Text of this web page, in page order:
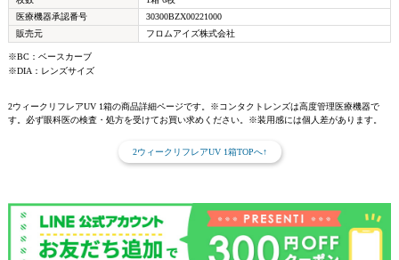
医療機器承認番号
30300BZX00221000
販売元
フロムアイズ株式会社
※BC：ベースカーブ
※DIA：レンズサイズ
2ウィークリフレアUV 1箱の商品詳細ページです。※コンタクトレンズは高度管理医療機器で
す。必ず眼科医の検査・処方を受けてお買い求めください。※装用感には個人差があります。
2ウィークリフレアUV 1箱TOPへ↑